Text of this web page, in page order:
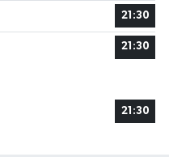
21:30
21:30
21:30